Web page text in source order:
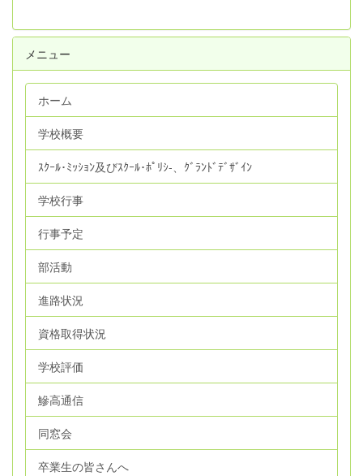
メニュー
ホーム
学校概要
ｽｸｰﾙ･ﾐｯｼｮﾝ及びｽｸｰﾙ･ﾎﾟﾘｼ‐、ｸﾞﾗﾝﾄﾞﾃﾞｻﾞｲﾝ
学校行事
行事予定
部活動
進路状況
資格取得状況
学校評価
鰺高通信
同窓会
卒業生の皆さんへ